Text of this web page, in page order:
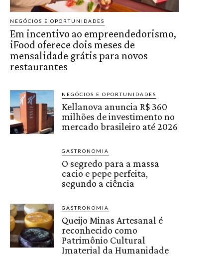
NEGÓCIOS E OPORTUNIDADES
Em incentivo ao empreendedorismo,
iFood oferece dois meses de
mensalidade grátis para novos
restaurantes
NEGÓCIOS E OPORTUNIDADES
Kellanova anuncia R$ 360
milhões de investimento no
mercado brasileiro até 2026
GASTRONOMIA
O segredo para a massa
cacio e pepe perfeita,
segundo a ciência
GASTRONOMIA
Queijo Minas Artesanal é
reconhecido como
Patrimônio Cultural
Imaterial da Humanidade